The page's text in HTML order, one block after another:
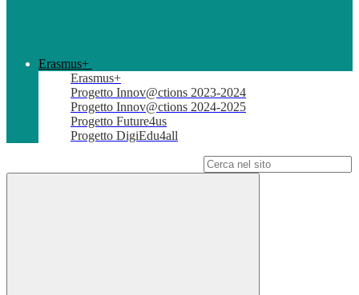
Erasmus+
Erasmus+
Progetto Innov@ctions 2023-2024
Progetto Innov@ctions 2024-2025
Progetto Future4us
Progetto DigiEdu4all